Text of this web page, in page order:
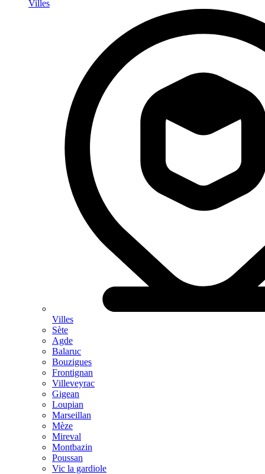
Villes
Villes
Sète
Agde
Balaruc
Bouzigues
Frontignan
Villeveyrac
Gigean
Loupian
Marseillan
Mèze
Mireval
Montbazin
Poussan
Vic la gardiole